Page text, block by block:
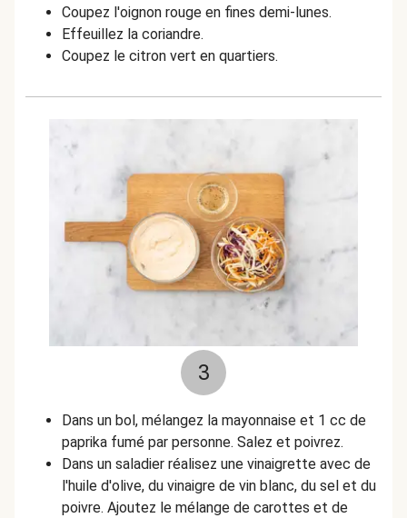
Coupez l'oignon rouge en fines demi-lunes.
Effeuillez la coriandre.
Coupez le citron vert en quartiers.
3
Dans un bol, mélangez la mayonnaise et 1 cc de
paprika fumé par personne. Salez et poivrez.
Dans un saladier réalisez une vinaigrette avec de
l'huile d'olive, du vinaigre de vin blanc, du sel et du
poivre. Ajoutez le mélange de carottes et de